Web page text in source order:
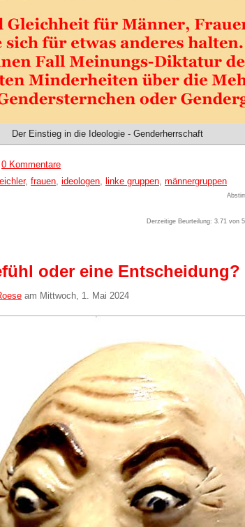
Der Einstieg in die Ideologie - Genderherrschaft
0 Kommentare
, frauen, ideologen, linke gruppen, männergruppen
Derzeitige Beurteilung: 3.71 von
oder eine Entscheidung?
am Mittwoch, 1. Mai 2024